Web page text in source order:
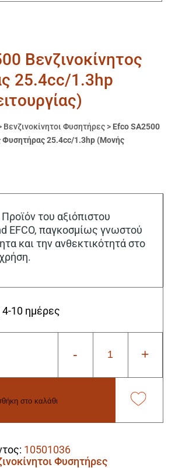
Βενζινοκίνητος
25.4cc/1.3hp
Βενζινοκίνητοι Φυσητήρες > Efco SA2500
Φυσητήρας 25.4cc/1.3hp (Μονής
του αξιόπιστου
EFCO, παγκοσμίως γνωστού
και την ανθεκτικότητά στο
10 ημέρες
- +
στο καλάθι
10501036
Φυσητήρες